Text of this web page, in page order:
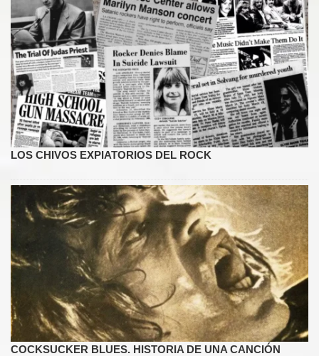
LOS CHIVOS EXPIATORIOS DEL ROCK
COCKSUCKER BLUES. HISTORIA DE UNA CANCIÓN